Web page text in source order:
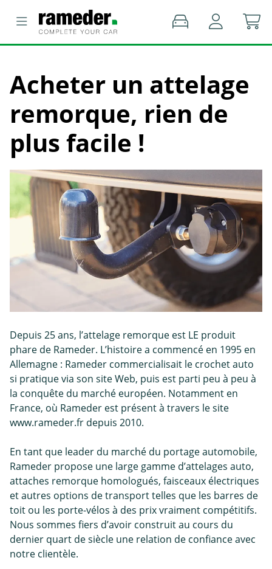
Acheter un attelage
remorque, rien de
plus facile !
Depuis 25 ans, l’attelage remorque est LE produit
phare de Rameder. L’histoire a commencé en 1995 en
Allemagne : Rameder commercialisait le crochet auto
si pratique via son site Web, puis est parti peu à peu à
la conquête du marché européen. Notamment en
France, où Rameder est présent à travers le site
www.rameder.fr depuis 2010.
En tant que leader du marché du portage automobile,
Rameder propose une large gamme d’attelages auto,
attaches remorque homologués, faisceaux électriques
et autres options de transport telles que les barres de
toit ou les porte-vélos à des prix vraiment compétitifs.
Nous sommes fiers d’avoir construit au cours du
dernier quart de siècle une relation de confiance avec
notre clientèle.